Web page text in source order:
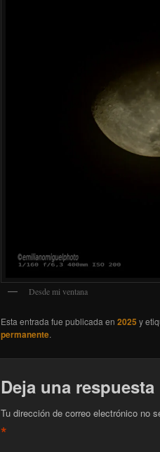
Desde mi ventana
Esta entrada fue publicada en 2025 y
permanente.
Deja una respuesta
Tu dirección de correo electrónico no
*